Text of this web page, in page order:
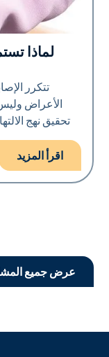
صحة الجلد
لماذا
تتكرر
الأعراض
تحقيق نهج
اقرأ المزيد
عرض جميع